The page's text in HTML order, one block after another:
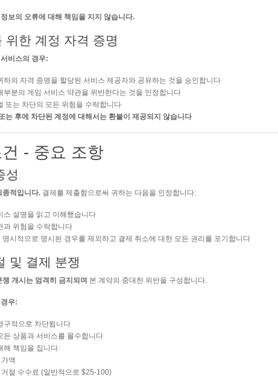
보의 오류에 대해 책임을 지지 않습니다.
위한 계정 자격 증명
비스의 경우:
하의 자격 증명을 할당된 서비스 제공자와 공유하는 것을 승인합니다
부분의 게임 서비스 약관을 위반한다는 것을 인정합니다
또는 차단의 모든 위험을 수락합니다
는 후에 차단된 계정에 대해서는 환불이 제공되지 않습니다
- 중요 조항
성
종적입니다. 결제를 제출함으로써 귀하는 다음을 인정합니다:
스 설명을 읽고 이해했습니다
과 위험을 수락합니다
명시적으로 명시된 경우를 제외하고 결제 취소에 대한 모든 권리를 포기합니다
및 결제 분쟁
개시는 엄격히 금지되며 본 계약의 중대한 위반을 구성합니다.
우:
구적으로 차단됩니다
든 상품과 서비스를 몰수합니다
해 책임을 집니다:
액
거절 수수료 (일반적으로 $25-100)